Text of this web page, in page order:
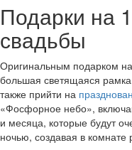
Подарки на
свадьбы
Оригинальным подарком на
большая светящаяся
также прийти на
«Фосфорное небо»,
и месяца, которые будут
ночью, создавая в комнате